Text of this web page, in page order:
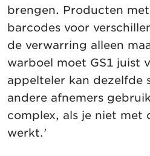
brengen. Producten
barcodes voor
de verwarring alleen
warboel moet GS1 juist
appelteler kan dezelfde
andere afnemers
complex, als je niet met
werkt.'